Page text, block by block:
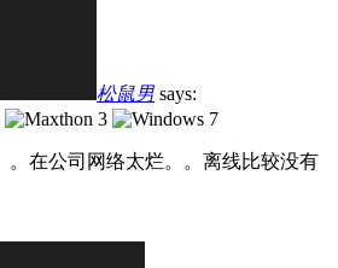
松鼠男 says:
。在公司网络太烂。。离线比较没有